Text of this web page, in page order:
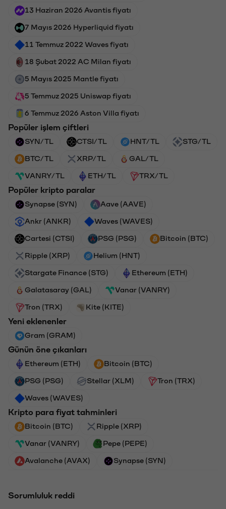
13 Haziran 2026 Avantis fiyatı
7 Mayıs 2026 Hyperliquid fiyatı
11 Temmuz 2022 Waves fiyatı
18 Şubat 2022 AC Milan fiyatı
5 Mayıs 2025 Mantle fiyatı
5 Temmuz 2025 Uniswap fiyatı
6 Temmuz 2026 Aston Villa fiyatı
Popüler işlem çiftleri
SYN/TL CTSI/TL HNT/TL STG/TL
BTC/TL XRP/TL GAL/TL
VANRY/TL ETH/TL TRX/TL
Popüler kripto paralar
Synapse (SYN) Aave (AAVE)
Ankr (ANKR) Waves (WAVES)
Cartesi (CTSI) PSG (PSG) Bitcoin (BTC)
Ripple (XRP) Helium (HNT)
Stargate Finance (STG) Ethereum (ETH)
Galatasaray (GAL) Vanar (VANRY)
Tron (TRX) Kite (KITE)
Yeni eklenenler
Gram (GRAM)
Günün öne çıkanları
Ethereum (ETH) Bitcoin (BTC)
PSG (PSG) Stellar (XLM) Tron (TRX)
Waves (WAVES)
Kripto para fiyat tahminleri
Bitcoin (BTC) Ripple (XRP)
Vanar (VANRY) Pepe (PEPE)
Avalanche (AVAX) Synapse (SYN)
Sorumluluk reddi